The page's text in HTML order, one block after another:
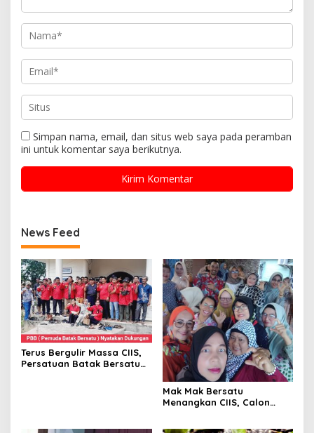
Simpan nama, email, dan situs web saya pada peramban
ini untuk komentar saya berikutnya.
News Feed
Terus Bergulir Massa CIIS,
Persatuan Batak Bersatu
Mak Mak Bersatu
Menangkan CIIS, Calon